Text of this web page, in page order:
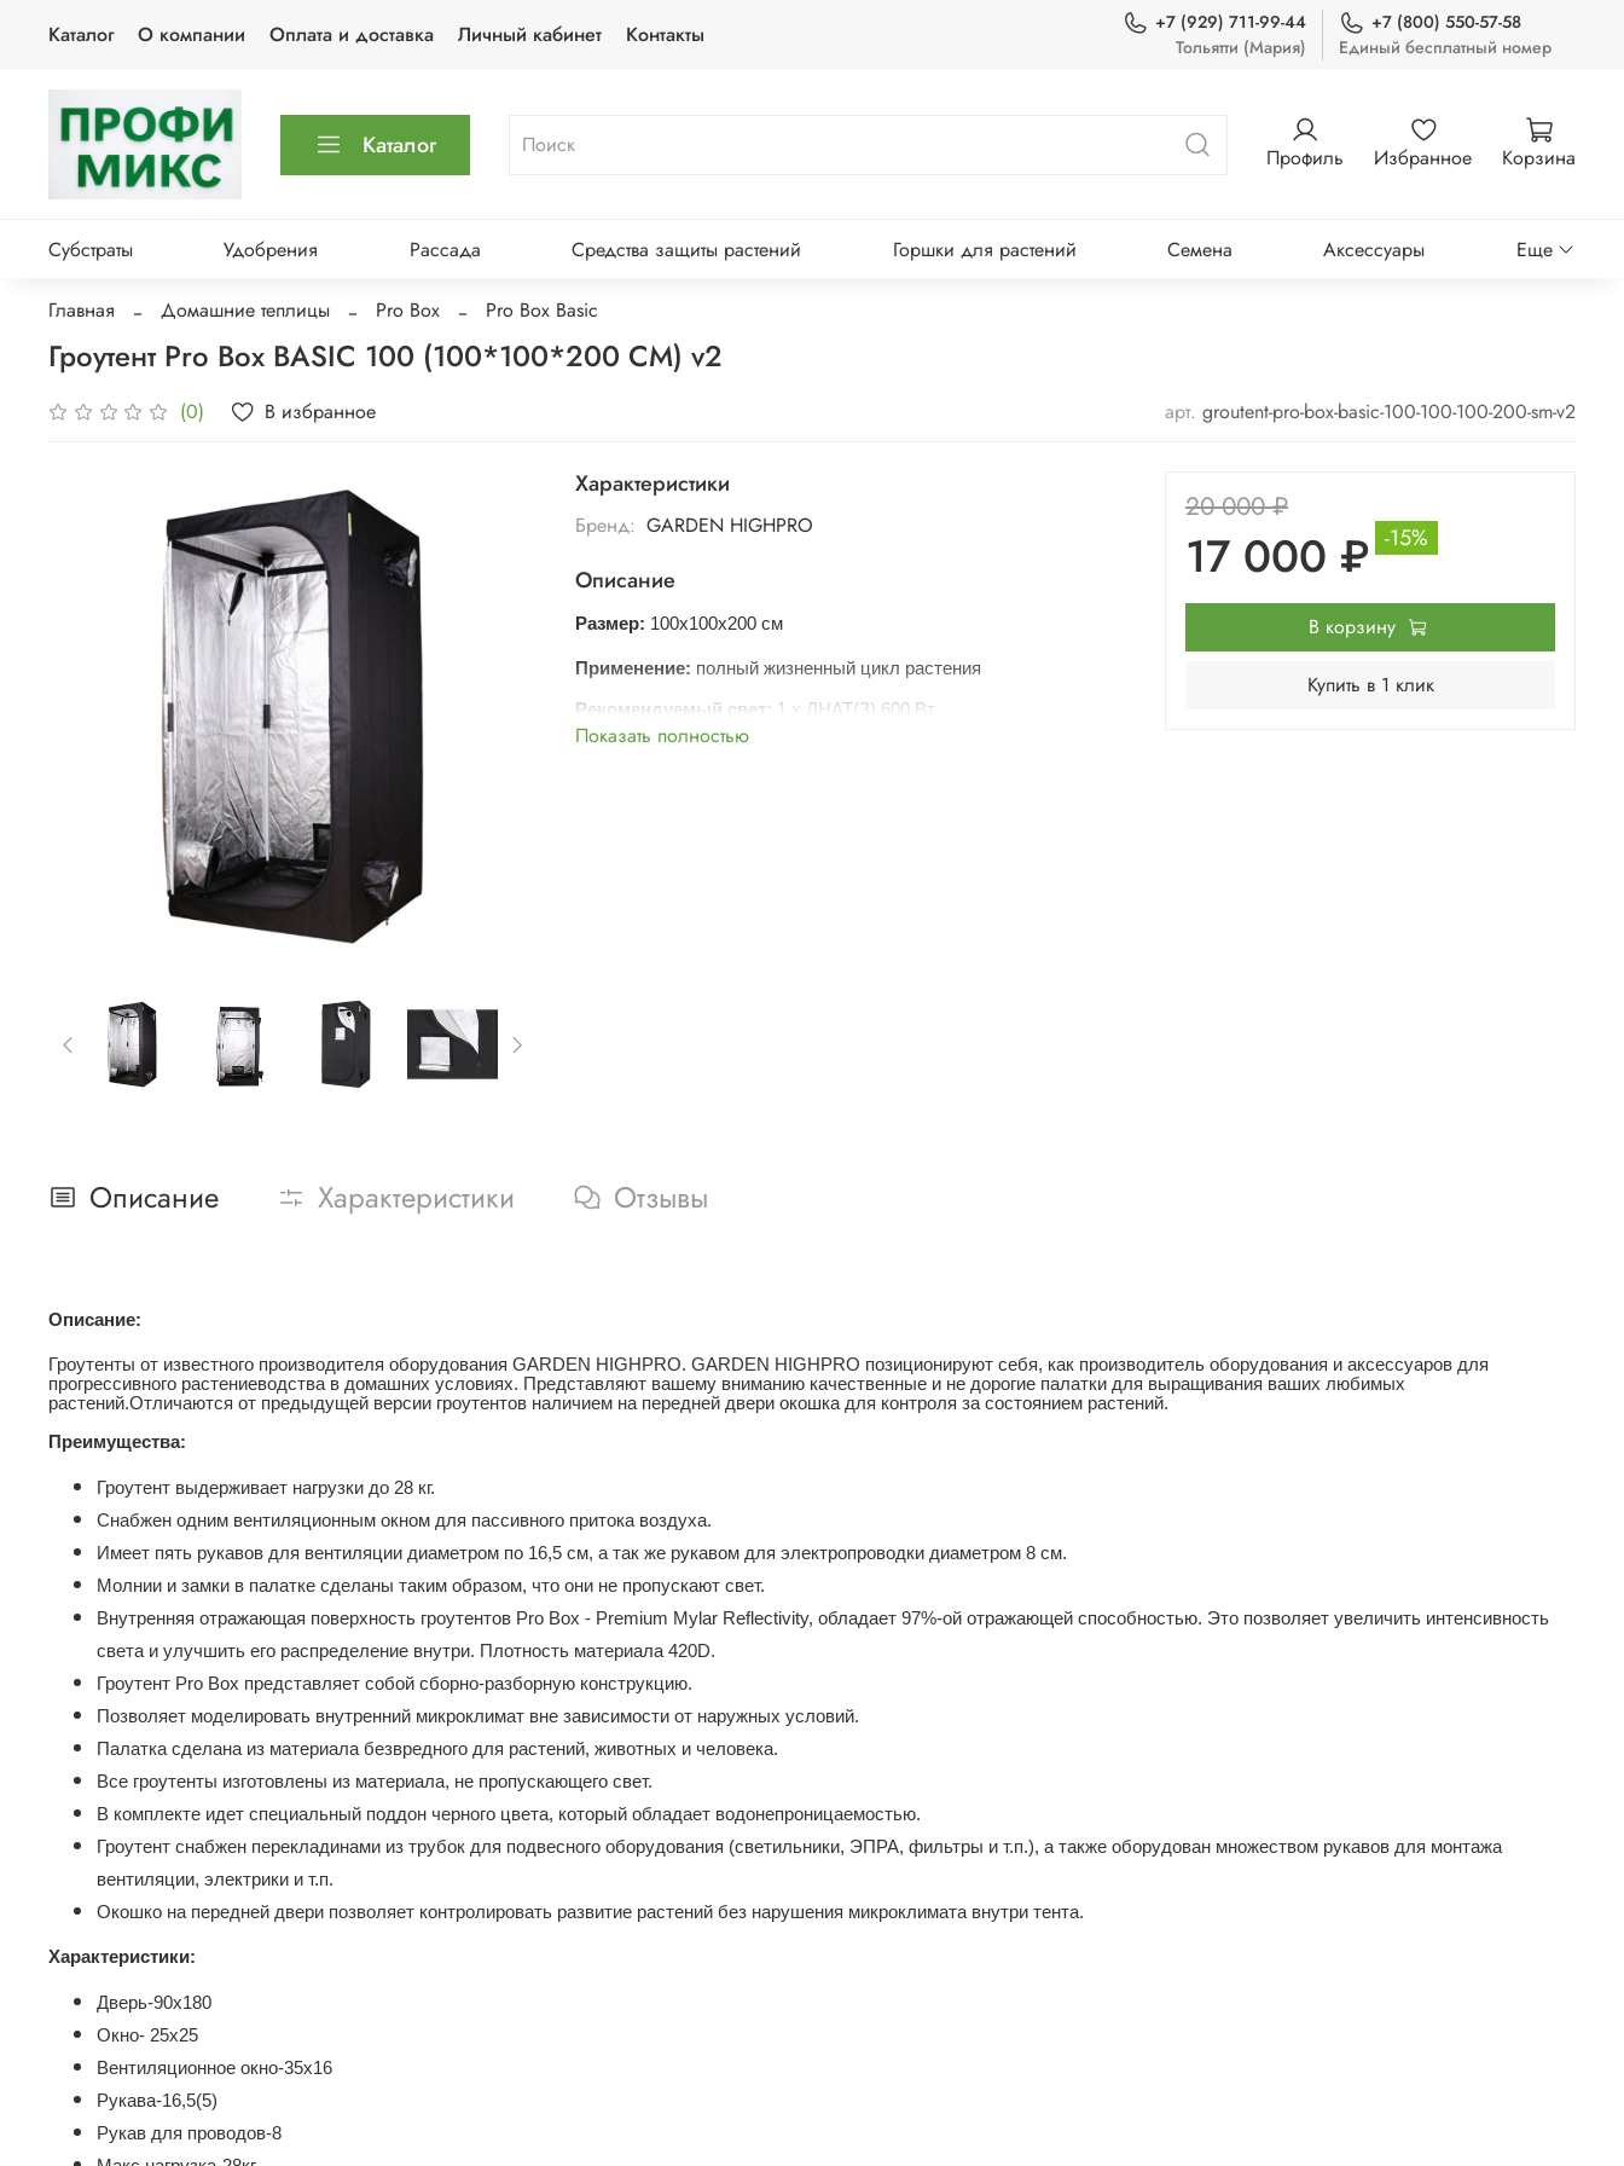
Каталог О компании Оплата и доставка Личный кабинет Контакты
+7 (929) 711-99-44
Тольятти (Мария)
+7 (800) 550-57-58
Единый бесплатный номер
Каталог Профиль Избранное Корзина
Субстраты Удобрения Рассада Средства защиты растений Горшки для растений Семена Аксессуары Еще
Главная Домашние теплицы Pro Box Pro Box Basic
Гроутент Pro Box BASIC 100 (100*100*200 СМ) v2
(0) В избранное арт. groutent-pro-box-basic-100-100-100-200-sm-v2
Характеристики
Бренд: GARDEN HIGHPRO
Описание
Размер: 100х100x200 см
Применение: полный жизненный цикл растения
Рекомендуемый свет: 1 х ДНАТ(З) 600 Вт
Показать полностью
20 000 ₽
17 000 ₽ -15%
В корзину
Купить в 1 клик
Описание Характеристики Отзывы
Описание:
Гроутенты от известного производителя оборудования GARDEN HIGHPRO. GARDEN HIGHPRO позиционируют себя, как производитель оборудования и аксессуаров для
прогрессивного растениеводства в домашних условиях. Представляют вашему вниманию качественные и не дорогие палатки для выращивания ваших любимых
растений.Отличаются от предыдущей версии гроутентов наличием на передней двери окошка для контроля за состоянием растений.
Преимущества:
Гроутент выдерживает нагрузки до 28 кг.
Снабжен одним вентиляционным окном для пассивного притока воздуха.
Имеет пять рукавов для вентиляции диаметром по 16,5 см, а так же рукавом для электропроводки диаметром 8 см.
Молнии и замки в палатке сделаны таким образом, что они не пропускают свет.
Внутренняя отражающая поверхность гроутентов Pro Box - Premium Mylar Reflectivity, обладает 97%-ой отражающей способностью. Это позволяет увеличить интенсивность
света и улучшить его распределение внутри. Плотность материала 420D.
Гроутент Pro Box представляет собой сборно-разборную конструкцию.
Позволяет моделировать внутренний микроклимат вне зависимости от наружных условий.
Палатка сделана из материала безвредного для растений, животных и человека.
Все гроутенты изготовлены из материала, не пропускающего свет.
В комплекте идет специальный поддон черного цвета, который обладает водонепроницаемостью.
Гроутент снабжен перекладинами из трубок для подвесного оборудования (светильники, ЭПРА, фильтры и т.п.), а также оборудован множеством рукавов для монтажа
вентиляции, электрики и т.п.
Окошко на передней двери позволяет контролировать развитие растений без нарушения микроклимата внутри тента.
Характеристики:
Дверь-90х180
Окно- 25х25
Вентиляционное окно-35х16
Рукава-16,5(5)
Рукав для проводов-8